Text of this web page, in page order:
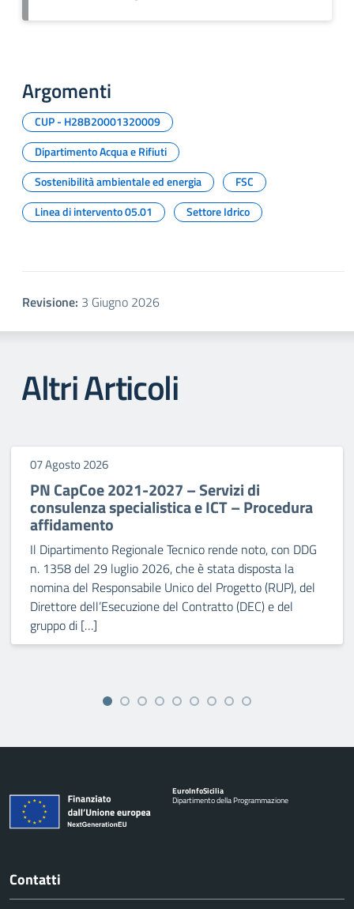
Argomenti
CUP - H28B20001320009
Dipartimento Acqua e Rifiuti
Sostenibilità ambientale ed energia
FSC
Linea di intervento 05.01
Settore Idrico
Revisione: 3 Giugno 2026
Altri Articoli
07 Agosto 2026
PN CapCoe 2021-2027 – Servizi di
consulenza specialistica e ICT – Procedura
affidamento
Il Dipartimento Regionale Tecnico rende noto, con DDG
n. 1358 del 29 luglio 2026, che è stata disposta la
nomina del Responsabile Unico del Progetto (RUP), del
Direttore dell’Esecuzione del Contratto (DEC) e del
gruppo di […]
EuroInfoSicilia
Dipartimento della Programmazione
Contatti